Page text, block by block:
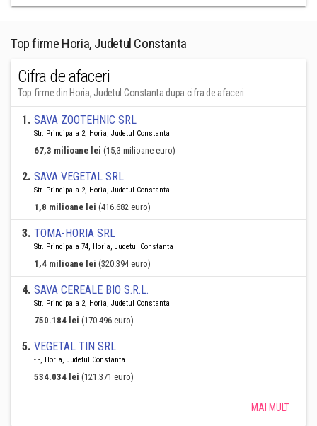
Top firme Horia, Judetul Constanta
Cifra de afaceri
Top firme din Horia, Judetul Constanta dupa cifra de afaceri
1. SAVA ZOOTEHNIC SRL
Str. Principala 2, Horia, Judetul Constanta
67,3 milioane lei (15,3 milioane euro)
2. SAVA VEGETAL SRL
Str. Principala 2, Horia, Judetul Constanta
1,8 milioane lei (416.682 euro)
3. TOMA-HORIA SRL
Str. Principala 74, Horia, Judetul Constanta
1,4 milioane lei (320.394 euro)
4. SAVA CEREALE BIO S.R.L.
Str. Principala 2, Horia, Judetul Constanta
750.184 lei (170.496 euro)
5. VEGETAL TIN SRL
- -, Horia, Judetul Constanta
534.034 lei (121.371 euro)
MAI MULT